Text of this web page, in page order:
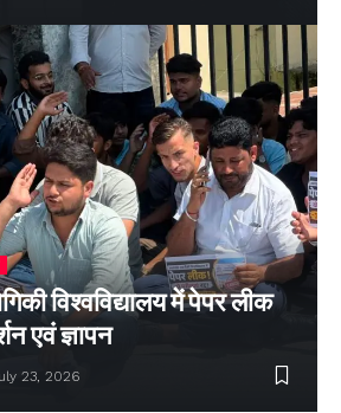
विश्वविद्यालय में पेपर लीक
एवं ज्ञापन
23, 2026